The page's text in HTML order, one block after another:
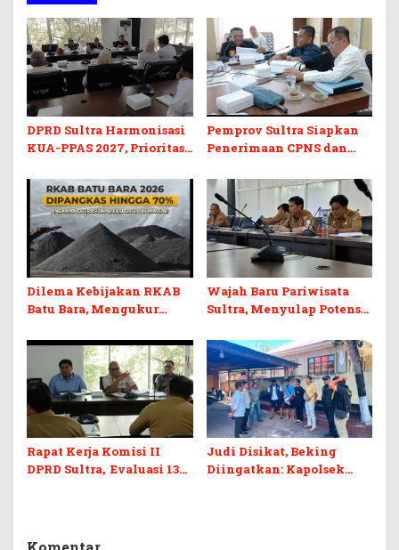
DPRD Sultra Harmonisasi
KUA-PPAS 2027, Prioritas
dan Pelunasan Utang
Infrastruktur
Pemprov Sultra Siapkan
Penerimaan CPNS dan
Desak Formasi Disabilitas
Dilema Kebijakan RKAB
Batu Bara, Mengukur
Penerimaan Negara dan
Kepastian Investasi
Wajah Baru Pariwisata
Sultra, Menyulap Potensi
Digital dan Penguatan
Ekraf
Rapat Kerja Komisi II
DPRD Sultra, Evaluasi 13
Judi Disikat, Beking
Diingatkan: Kapolsek